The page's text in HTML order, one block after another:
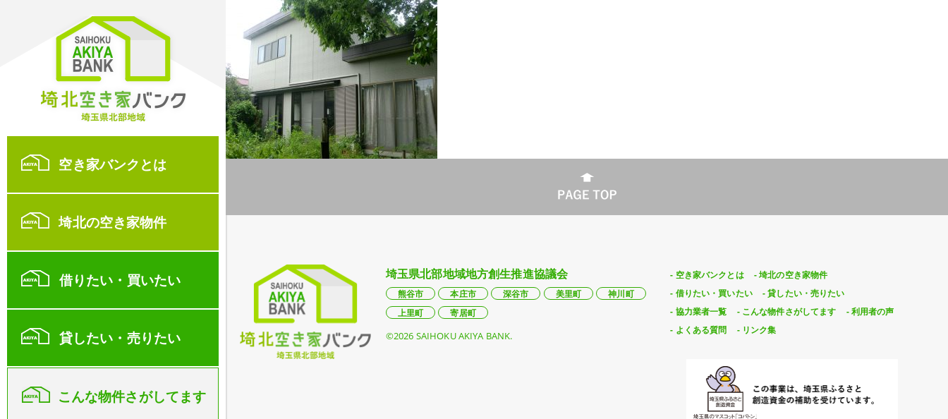
空き家バンクとは
埼北の空き家物件
借りたい・買いたい
貸したい・売りたい
こんな物件さがしてます
埼玉県北部地域地方創生推進協議会
熊谷市 本庄市 深谷市 美里町
神川町
上里町
寄居町
©2026 SAIHOKU AKIYA BANK.
空き家バンクとは
埼北の空き家物件
借りたい・買いたい
貸したい・売りたい
協力業者一覧
こんな物件さがしてます
利用者の声
よくある質問
リンク集